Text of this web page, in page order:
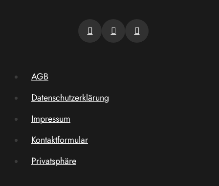
AGB
Datenschutzerklärung
Impressum
Kontaktformular
Privatsphäre